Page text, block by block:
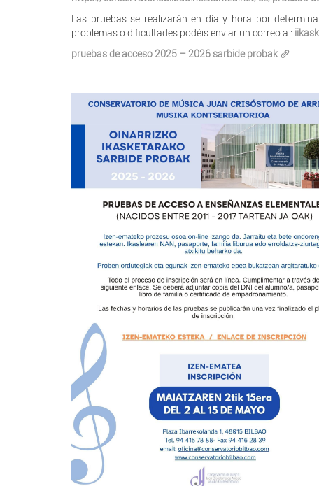
Las pruebas se realizarán en día y hora por
problemas o dificultades podéis enviar un correo a :
pruebas de acceso 2025 – 2026 sarbide probak